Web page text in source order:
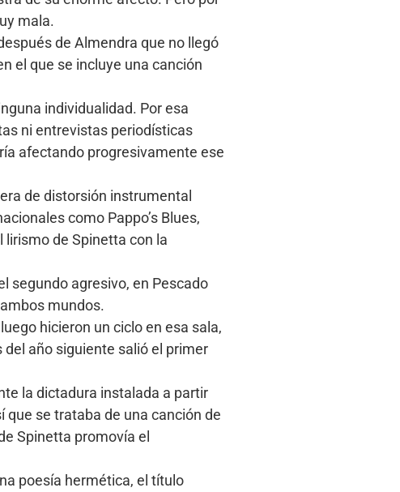
mala.
de Almendra que no llegó
el que se incluye una canción
individualidad. Por esa
ni entrevistas periodísticas
afectando progresivamente ese
de distorsión instrumental
como Pappo’s Blues,
lirismo de Spinetta con la
segundo agresivo, en Pescado
mundos.
hicieron un ciclo en esa sala,
año siguiente salió el primer
la dictadura instalada a partir
que se trataba de una canción de
Spinetta promovía el
poesía hermética, el título